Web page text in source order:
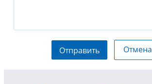
Отправить Отмена